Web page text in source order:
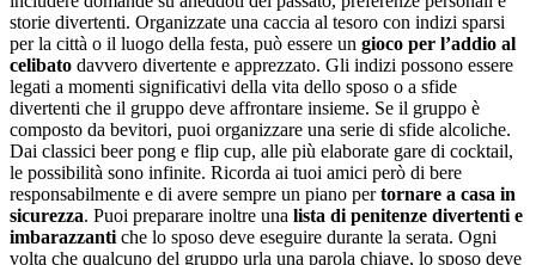
storie divertenti. Organizzate una caccia al tesoro con indizi sparsi
per la città o il luogo della festa, può essere un gioco per l’addio al
celibato davvero divertente e apprezzato. Gli indizi possono essere
legati a momenti significativi della vita dello sposo o a sfide
divertenti che il gruppo deve affrontare insieme. Se il gruppo è
composto da bevitori, puoi organizzare una serie di sfide alcoliche.
Dai classici beer pong e flip cup, alle più elaborate gare di cocktail,
le possibilità sono infinite. Ricorda ai tuoi amici però di bere
responsabilmente e di avere sempre un piano pertornare a casa in
sicurezza. Puoi preparare inoltre una lista di penitenze divertenti e
imbarazzanti che lo sposo deve eseguire durante la serata. Ogni
volta che qualcuno del gruppo urla una parola chiave, lo sposo deve